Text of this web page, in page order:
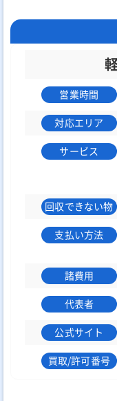
営業時間
対応エリア
サービス
回収できない物
支払い方法
諸費用
代表者
公式サイト
買取/許可番号